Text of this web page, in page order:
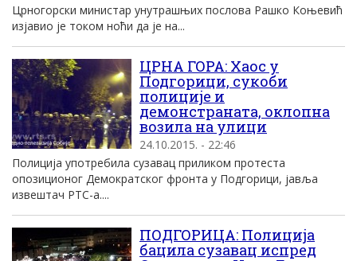
Црногорски министар унутрашњих послова Рашко Коњевић
изјавио је током ноћи да је на...
ЦРНА ГОРА: Хаос у
Подгорици, сукоби
полиције и
демонстраната, оклопна
возила на улици
24.10.2015. - 22:46
Полиција употребила сузавац приликом протеста
опозиционог Демократског фронта у Подгорици, јавља
извештач РТС-а....
ПОДГОРИЦА: Полиција
бацила сузавац испред